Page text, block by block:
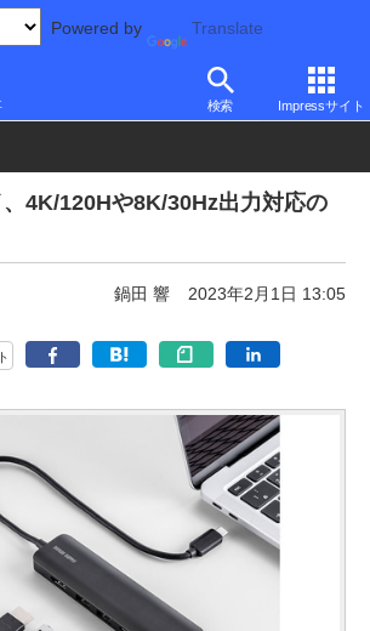
Powered by Translate
検索 Impressサイト
機器 その他
4K/120Hや8K/30Hz出力対応の
鍋田 響 2023年2月1日 13:05